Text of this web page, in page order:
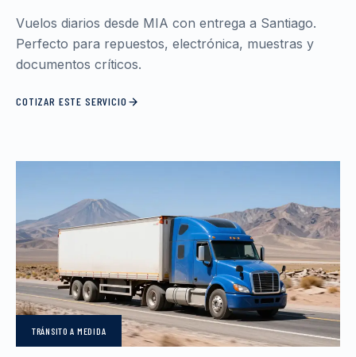
Vuelos diarios desde MIA con entrega a Santiago.
Perfecto para repuestos, electrónica, muestras y
documentos críticos.
COTIZAR ESTE SERVICIO
TRÁNSITOA MEDIDA